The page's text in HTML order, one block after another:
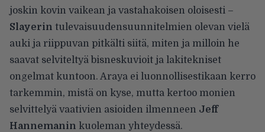
joskin kovin vaikean ja vastahakoisen oloisesti –
Slayerin tulevaisuudensuunnitelmien olevan vielä
auki ja riippuvan pitkälti siitä, miten ja milloin he
saavat selviteltyä bisneskuvioit ja lakitekniset
ongelmat kuntoon. Araya ei luonnollisestikaan kerro
tarkemmin, mistä on kyse, mutta kertoo monien
selvittelyä vaativien asioiden ilmenneen Jeff
Hannemanin kuoleman yhteydessä.